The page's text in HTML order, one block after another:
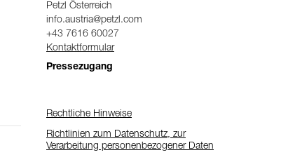
Petzl Österreich
info.austria@petzl.com
+43 7616 60027
Kontaktformular
Pressezugang
Rechtliche Hinweise
Richtlinien zum Datenschutz, zur
Verarbeitung personenbezogener Daten